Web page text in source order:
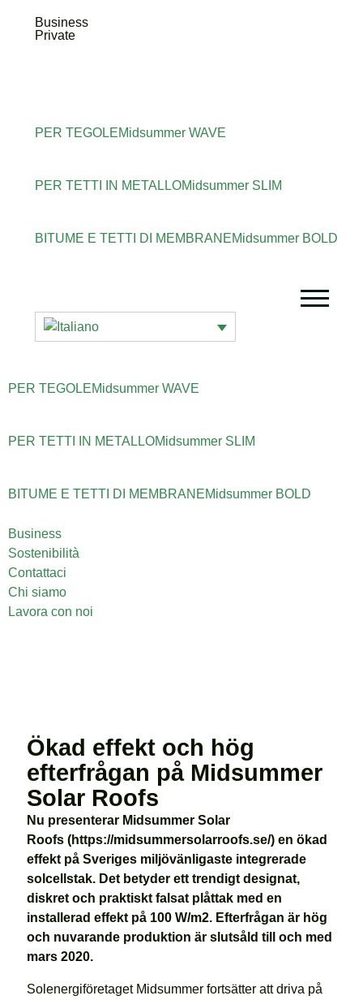
Business
Private
PER TEGOLEMidsummer WAVE
PER TETTI IN METALLOMidsummer SLIM
BITUME E TETTI DI MEMBRANEMidsummer BOLD
PER TEGOLEMidsummer WAVE
PER TETTI IN METALLOMidsummer SLIM
BITUME E TETTI DI MEMBRANEMidsummer BOLD
Business
Sostenibilità
Contattaci
Chi siamo
Lavora con noi
Ökad effekt och hög
efterfrågan på Midsummer
Solar Roofs
Nu presenterar Midsummer Solar
Roofs (https://midsummersolarroofs.se/) en ökad
effekt på Sveriges miljövänligaste integrerade
solcellstak. Det betyder ett trendigt designat,
diskret och praktiskt falsat plåttak med en
installerad effekt på 100 W/m2. Efterfrågan är hög
och nuvarande produktion är slutsåld till och med
mars 2020.
Solenergiföretaget Midsummer fortsätter att driva på